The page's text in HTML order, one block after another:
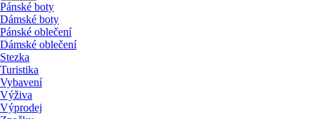
Pánské boty
Dámské boty
Pánské oblečení
Dámské oblečení
Stezka
Turistika
Vybavení
Výživa
Výprodej